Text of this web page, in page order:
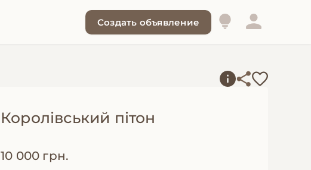
Создать объявление
Королівський пітон
10 000 грн.